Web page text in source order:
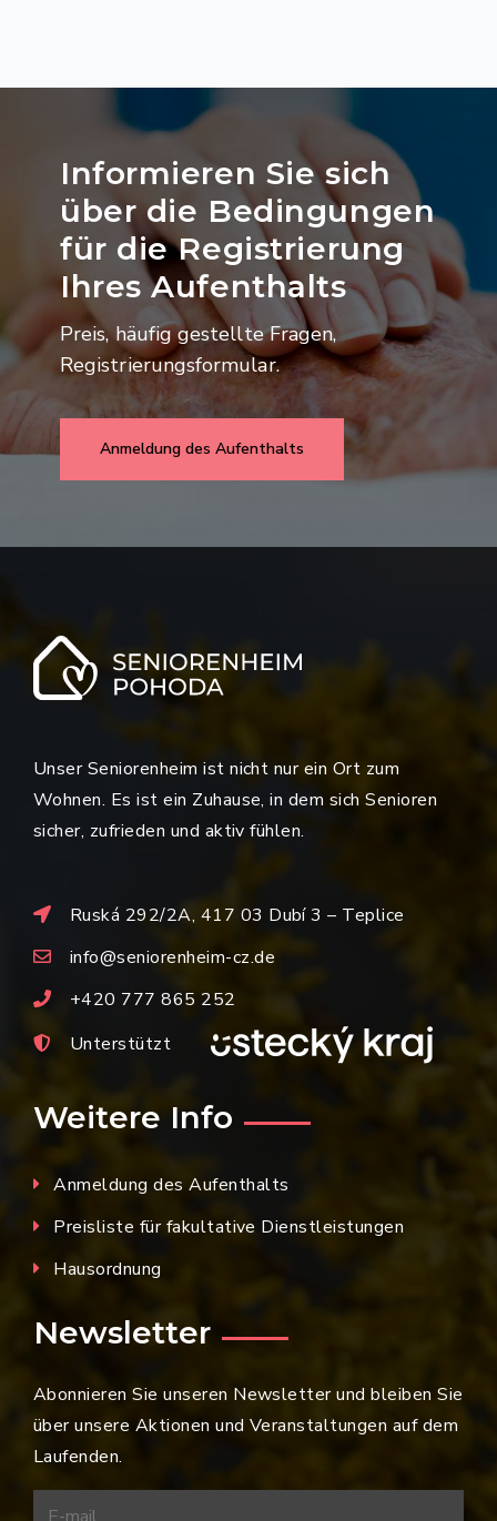
Informieren Sie sich
über die Bedingungen
für die Registrierung
Ihres Aufenthalts
Preis, häufig gestellte Fragen,
Registrierungsformular.
Anmeldung des Aufenthalts
Unser Seniorenheim ist nicht nur ein Ort zum
Wohnen. Es ist ein Zuhause, in dem sich Senioren
sicher, zufrieden und aktiv fühlen.
Ruská 292/2A, 417 03 Dubí 3 – Teplice
info@seniorenheim-cz.de
+420 777 865 252
Unterstützt
Weitere Info
Anmeldung des Aufenthalts
Preisliste für fakultative Dienstleistungen
Hausordnung
Newsletter
Abonnieren Sie unseren Newsletter und bleiben Sie
über unsere Aktionen und Veranstaltungen auf dem
Laufenden.